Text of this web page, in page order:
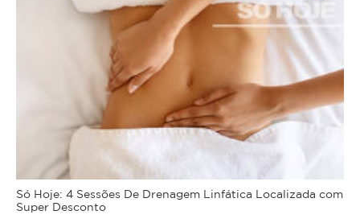
Só Hoje: 4 Sessões De Drenagem Linfática Localizada com
Super Desconto